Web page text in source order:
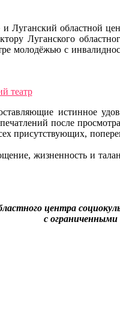
областной
Луганского
молодёжью с
истинное
после
присутствующих,
жизненность и
центра
с